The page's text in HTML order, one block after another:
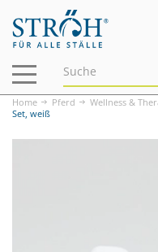
Navigation
ein-/ausblenden
Home Pferd Wellness &
Set, weiß